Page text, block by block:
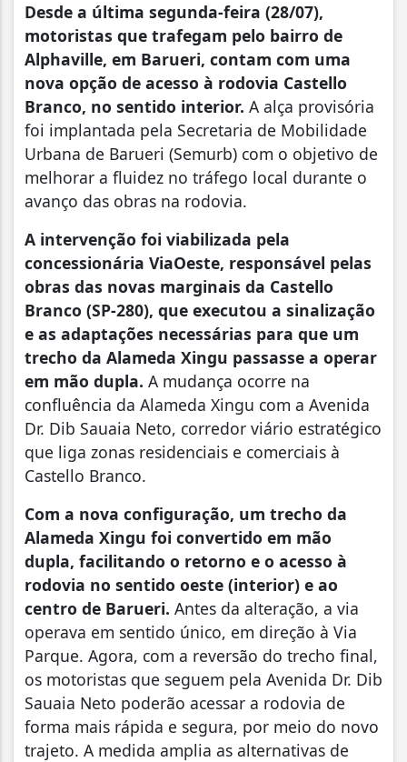
Desde a última segunda-feira (28/07),
motoristas que trafegam pelo bairro de
Alphaville, em Barueri, contam com uma
nova opção de acesso à rodovia Castello
Branco, no sentido interior. A alça provisória
foi implantada pela Secretaria de Mobilidade
Urbana de Barueri (Semurb) com o objetivo de
melhorar a fluidez no tráfego local durante o
avanço das obras na rodovia.
A intervenção foi viabilizada pela
concessionária ViaOeste, responsável pelas
obras das novas marginais da Castello
Branco (SP-280), que executou a sinalização
e as adaptações necessárias para que um
trecho da Alameda Xingu passasse a operar
em mão dupla. A mudança ocorre na
confluência da Alameda Xingu com a Avenida
Dr. Dib Sauaia Neto, corredor viário estratégico
que liga zonas residenciais e comerciais à
Castello Branco.
Com a nova configuração, um trecho da
Alameda Xingu foi convertido em mão
dupla, facilitando o retorno e o acesso à
rodovia no sentido oeste (interior) e ao
centro de Barueri. Antes da alteração, a via
operava em sentido único, em direção à Via
Parque. Agora, com a reversão do trecho final,
os motoristas que seguem pela Avenida Dr. Dib
Sauaia Neto poderão acessar a rodovia de
forma mais rápida e segura, por meio do novo
trajeto. A medida amplia as alternativas de